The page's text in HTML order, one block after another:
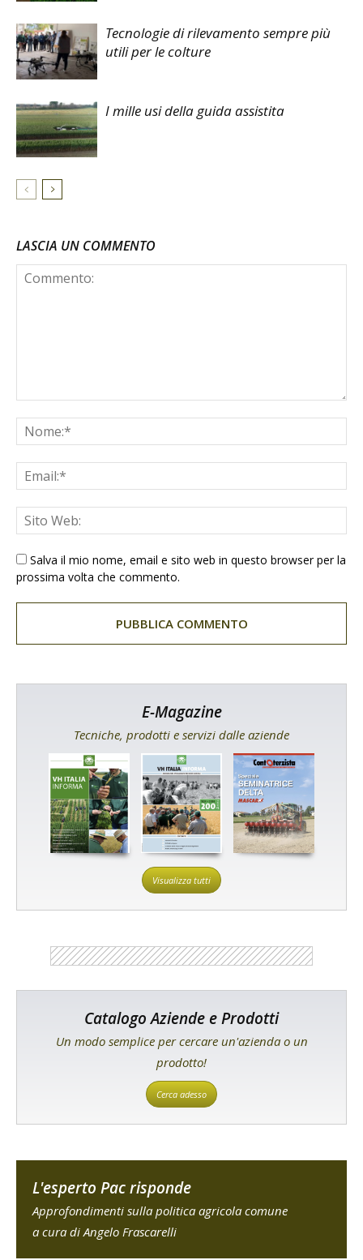
Tecnologie di rilevamento sempre più
utili per le colture
I mille usi della guida assistita
LASCIA UN COMMENTO
Salva il mio nome, email e sito web in questo browser per la
prossima volta che commento.
E-Magazine
Tecniche, prodotti e servizi dalle aziende
Visualizza tutti
Catalogo Aziende e Prodotti
Un modo semplice per cercare un'azienda o un
prodotto!
Cerca adesso
L'esperto Pac risponde
Approfondimenti sulla politica agricola comune
a cura di Angelo Frascarelli